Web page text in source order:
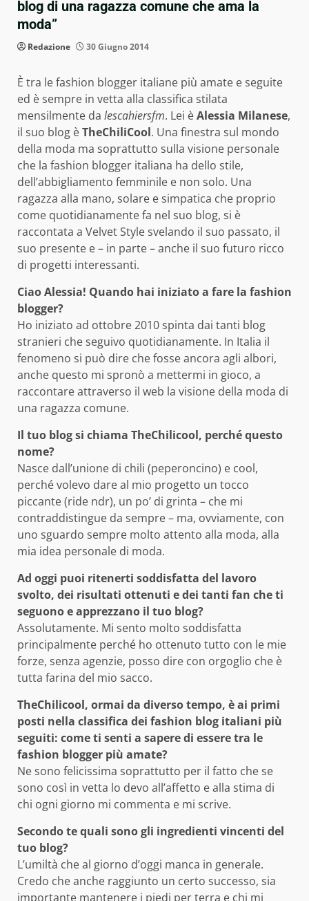
blog di una ragazza comune che ama la
moda”
Redazione 30 Giugno 2014
È tra le fashion blogger italiane più amate e seguite
ed è sempre in vetta alla classifica stilata
mensilmente da lescahiersfm. Lei èAlessia Milanese,
il suo blog èTheChiliCool. Una finestra sul mondo
della moda ma soprattutto sulla visione personale
che la fashion blogger italiana ha dello stile,
dell’abbigliamento femminile e non solo. Una
ragazza alla mano, solare e simpatica che proprio
come quotidianamente fa nel suo blog, si è
raccontata a Velvet Style svelando il suo passato, il
suo presente e – in parte – anche il suo futuro ricco
di progetti interessanti.
Ciao Alessia! Quando hai iniziato a fare la fashion
blogger?
Ho iniziato ad ottobre 2010 spinta dai tanti blog
stranieri che seguivo quotidianamente. In Italia il
fenomeno si può dire che fosse ancora agli albori,
anche questo mi spronò a mettermi in gioco, a
raccontare attraverso il web la visione della moda di
una ragazza comune.
Il tuo blog si chiama TheChilicool, perché questo
nome?
Nasce dall’unione di chili (peperoncino) e cool,
perché volevo dare al mio progetto un tocco
piccante (ride ndr), un po’ di grinta – che mi
contraddistingue da sempre – ma, ovviamente, con
uno sguardo sempre molto attento alla moda, alla
mia idea personale di moda.
Ad oggi puoi ritenerti soddisfatta del lavoro
svolto, dei risultati ottenuti e dei tanti fan che ti
seguono e apprezzano il tuo blog?
Assolutamente. Mi sento molto soddisfatta
principalmente perché ho ottenuto tutto con le mie
forze, senza agenzie, posso dire con orgoglio che è
tutta farina del mio sacco.
TheChilicool, ormai da diverso tempo, è ai primi
posti nella classifica dei fashion blog italiani più
seguiti: come ti senti a sapere di essere tra le
fashion blogger più amate?
Ne sono felicissima soprattutto per il fatto che se
sono così in vetta lo devo all’affetto e alla stima di
chi ogni giorno mi commenta e mi scrive.
Secondo te quali sono gli ingredienti vincenti del
tuo blog?
L’umiltà che al giorno d’oggi manca in generale.
Credo che anche raggiunto un certo successo, sia
importante mantenere i piedi per terra e chi mi